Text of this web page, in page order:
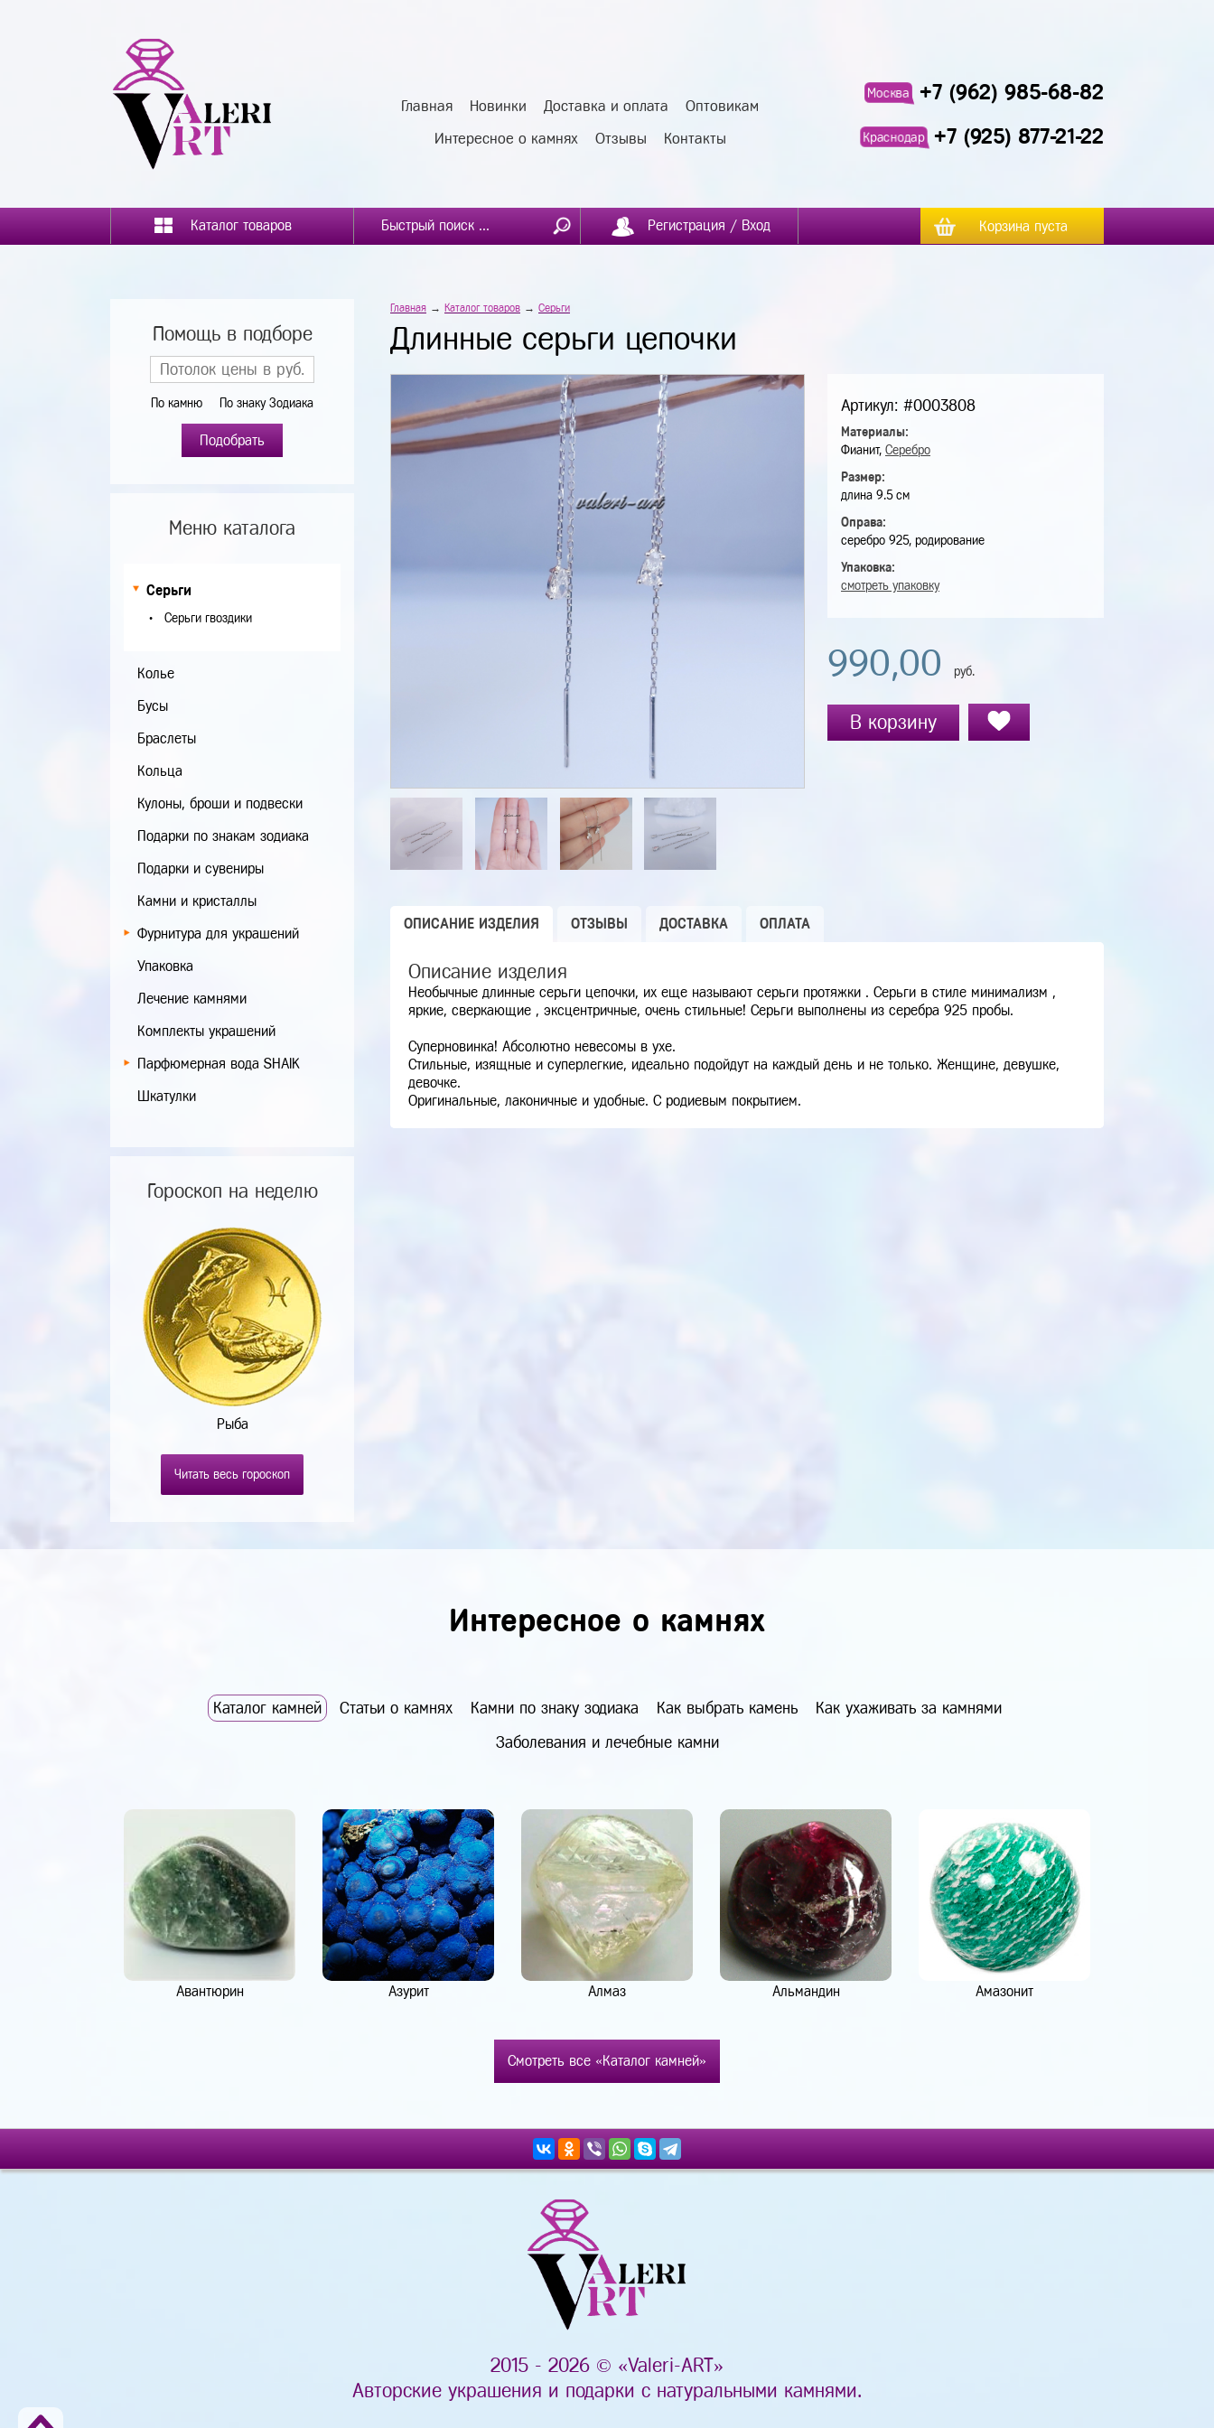
Главная Новинки Доставка и оплата Оптовикам
Интересное о камнях Отзывы Контакты
Москва +7 (962) 985-68-82
Краснодар +7 (925) 877-21-22
Каталог товаров Регистрация / Вход Корзина пуста
Помощь в подборе
По камню По знаку Зодиака
Подобрать
Меню каталога
Серьги
Серьги гвоздики
Колье
Бусы
Браслеты
Кольца
Кулоны, броши и подвески
Подарки по знакам зодиака
Подарки и сувениры
Камни и кристаллы
Фурнитура для украшений
Упаковка
Лечение камнями
Комплекты украшений
Парфюмерная вода SHAIK
Шкатулки
Гороскоп на неделю
Рыба
Читать весь гороскоп
Главная → Каталог товаров → Серьги
Длинные серьги цепочки
Артикул: #0003808
Материалы:
Фианит, Серебро
Размер:
длина 9.5 см
Оправа:
серебро 925, родирование
Упаковка:
смотреть упаковку
990,00 руб.
В корзину
ОПИСАНИЕ ИЗДЕЛИЯ ОТЗЫВЫ ДОСТАВКА ОПЛАТА
Описание изделия
Необычные длинные серьги цепочки, их еще называют серьги протяжки . Серьги в стиле минимализм ,
яркие, сверкающие , эксцентричные, очень стильные! Серьги выполнены из серебра 925 пробы.
Суперновинка! Абсолютно невесомы в ухе.
Стильные, изящные и суперлегкие, идеально подойдут на каждый день и не только. Женщине, девушке,
девочке.
Оригинальные, лаконичные и удобные. С родиевым покрытием.
Интересное о камнях
Каталог камней Статьи о камнях Камни по знаку зодиака Как выбрать камень Как ухаживать за камнями
Заболевания и лечебные камни
Авантюрин Азурит Алмаз Альмандин Амазонит
Смотреть все «Каталог камней»
2015 - 2026 © «Valeri-ART»
Авторские украшения и подарки с натуральными камнями.